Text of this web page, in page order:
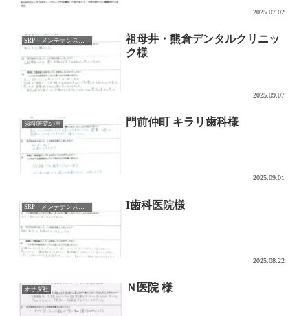
2025.07.02
SRP・メンテナンス用チップ
祖母井・熊倉デンタルクリニッ
ク様
2025.09.07
歯科医院の声 門前仲町 キラリ歯科様
2025.09.01
I歯科医院様
2025.08.22
オサダ社 Ｎ医院 様